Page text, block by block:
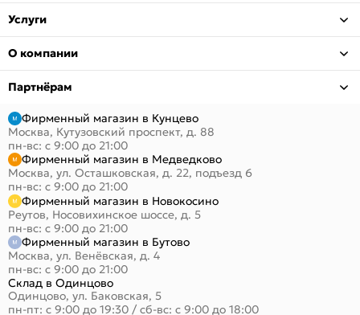
Услуги
О компании
Партнёрам
Фирменный магазин в Кунцево
Москва, Кутузовский проспект, д. 88
пн-вс: с 9:00 до 21:00
Фирменный магазин в Медведково
Москва, ул. Осташковская, д. 22, подъезд 6
пн-вс: с 9:00 до 21:00
Фирменный магазин в Новокосино
Реутов, Носовихинское шоссе, д. 5
пн-вс: с 9:00 до 21:00
Фирменный магазин в Бутово
Москва, ул. Венёвская, д. 4
пн-вс: с 9:00 до 21:00
Склад в Одинцово
Одинцово, ул. Баковская, 5
пн-пт: с 9:00 до 19:30 / сб-вс: с 9:00 до 18:00